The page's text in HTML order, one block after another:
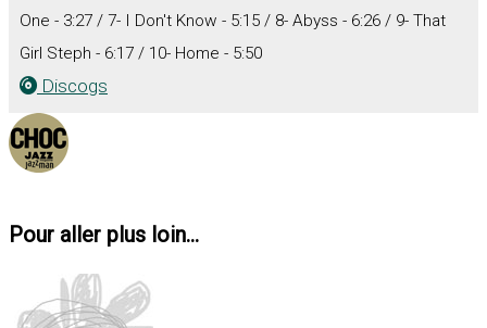
One - 3:27 / 7- I Don't Know - 5:15 / 8- Abyss - 6:26 / 9- That
Girl Steph - 6:17 / 10- Home - 5:50
Discogs
Pour aller plus loin...